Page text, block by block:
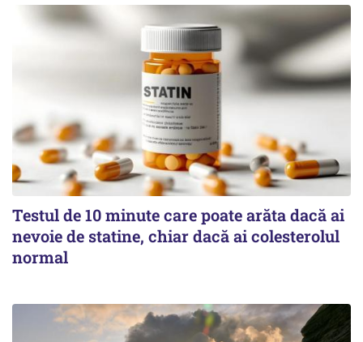
Testul de 10 minute care poate arăta dacă ai
nevoie de statine, chiar dacă ai colesterolul
normal